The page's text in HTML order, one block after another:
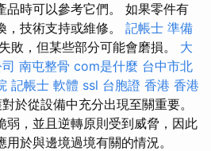
品時可以參考它們。 如果零件有
技術支持或維修。 記帳士 準備
敗，但某些部分可能會磨損。 大
南屯整骨 com是什麼 台中市北
記帳士 軟體 ssl 台胞證 香港 香港
於從設備中充分出現至關重要。
弱，並且逆轉原則受到威脅，因此
於與邊境過境有關的情況。